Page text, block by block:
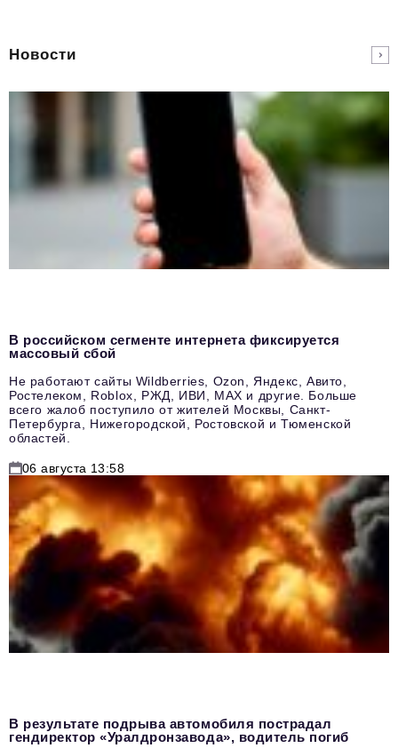
Новости
В российском сегменте интернета фиксируется
массовый сбой
Не работают сайты Wildberries, Ozon, Яндекс, Авито,
Ростелеком, Roblox, РЖД, ИВИ, MAX и другие. Больше
всего жалоб поступило от жителей Москвы, Санкт-
Петербурга, Нижегородской, Ростовской и Тюменской
областей.
06 августа 13:58
В результате подрыва автомобиля пострадал
гендиректор «Уралдронзавода», водитель погиб